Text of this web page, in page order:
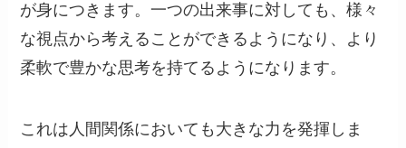
が身につきます。一つの出来事に対しても、様々
な視点から考えることができるようになり、より
柔軟で豊かな思考を持てるようになります。
これは人間関係においても大きな力を発揮しま